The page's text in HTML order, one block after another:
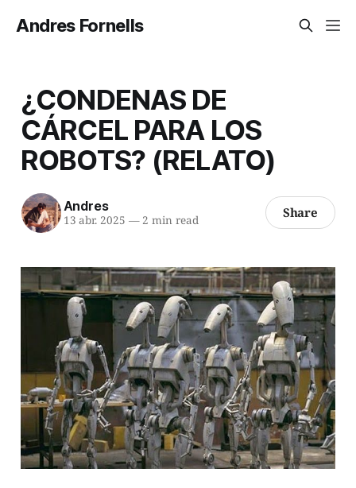
Andres Fornells
¿CONDENAS DE
CÁRCEL PARA LOS
ROBOTS? (RELATO)
Andres
13 abr. 2025 —2 min read Share